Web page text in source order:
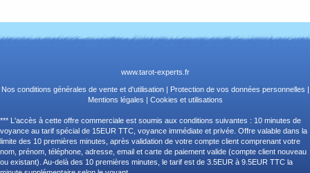
www.tarot-experts.fr
Nos conditions générales de vente et d'utilisation| Protection de vos données personnelles |
Mentions légales | Cookies et utilisations
*** L'accès à cette offre commerciale est soumis aux conditions suivantes : 10 minutes de
voyance au tarif spécial de 15EUR TTC, voyance immédiate et privée. Offre valable dans la
limite des 10 premières minutes, après validation de votre compte client comprenant votre
nom, prénom, téléphone, adresse, email et carte de paiement valide (compte client nouveau
ou existant). Au-delà des 10 premières minutes, le tarif est de 3.5EUR à 9.5EUR TTC la